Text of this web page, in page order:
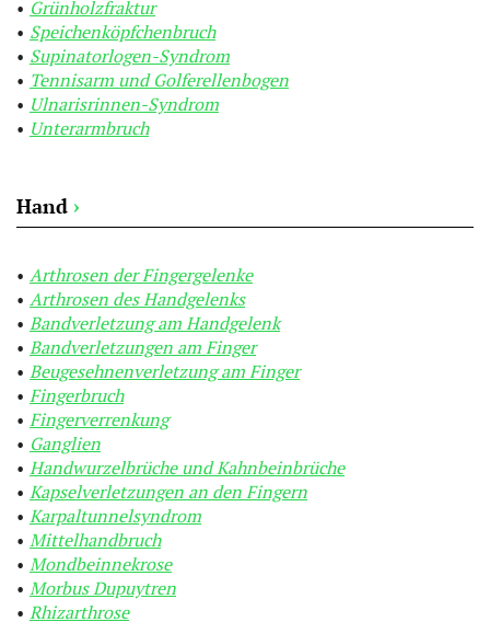
Grünholzfraktur
Speichenköpfchenbruch
Supinatorlogen-Syndrom
Tennisarm und Golferellenbogen
Ulnarisrinnen-Syndrom
Unterarmbruch
Hand ›
Arthrosen der Fingergelenke
Arthrosen des Handgelenks
Bandverletzung am Handgelenk
Bandverletzungen am Finger
Beugesehnenverletzung am Finger
Fingerbruch
Fingerverrenkung
Ganglien
Handwurzelbrüche und Kahnbeinbrüche
Kapselverletzungen an den Fingern
Karpaltunnelsyndrom
Mittelhandbruch
Mondbeinnekrose
Morbus Dupuytren
Rhizarthrose